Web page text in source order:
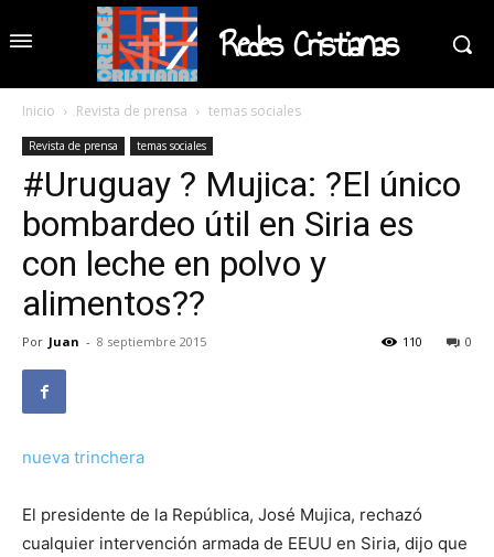
Redes Cristianas
Inicio Revista de prensa temas sociales
Revista de prensa temas sociales
#Uruguay ? Mujica: ?El único
bombardeo útil en Siria es
con leche en polvo y
alimentos??
Por Juan - 8 septiembre 2015 0
110
nueva trinchera
El presidente de la República, José Mujica, rechazó
cualquier intervención armada de EEUU en Siria, dijo que